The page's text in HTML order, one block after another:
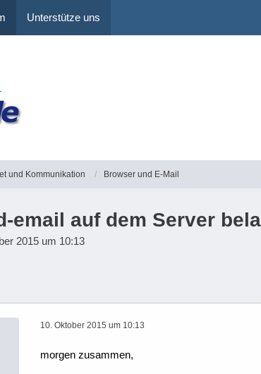
Unterstütze uns
und Kommunikation Browser und E-Mail
email auf dem Server
2015 um 10:13
10. Oktober 2015 um 10:13
morgen zusammen,